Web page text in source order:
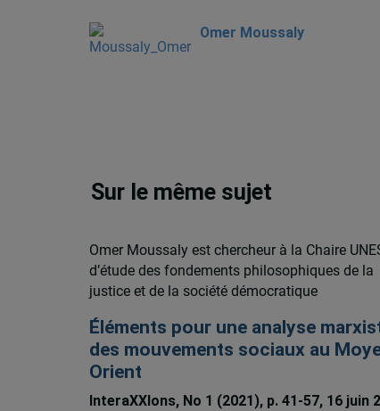
Omer Moussaly
Sur le même sujet
Omer Moussaly est chercheur à la Chaire
d’étude des fondements philosophiques de la
justice et de la société démocratique
Éléments pour une analyse
des mouvements sociaux au
Orient
InteraXXIons, No 1 (2021), p. 41-57, 16 juin